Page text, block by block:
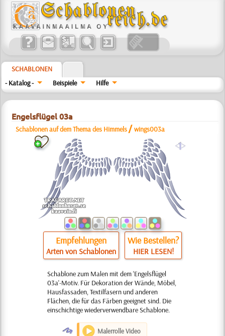
SCHABLONEN
- Katalog -
Beispiele Hilfe
Engelsflügel 03a
Schablonen auf dem Thema des Himmels /wings003a
a
Empfehlungen
Arten von Schablonen
Wie Bestellen?
HIER LESEN!
Schablone zum Malen mit dem 'Engelsflügel
03a'-Motiv. Für Dekoration der Wände, Möbel,
Hausfassaden, Textilfasern und anderen
Flächen, die für das Färben geeignet sind. Die
einschichtige wiederverwendbare Schablone.
O Malerrolle Video